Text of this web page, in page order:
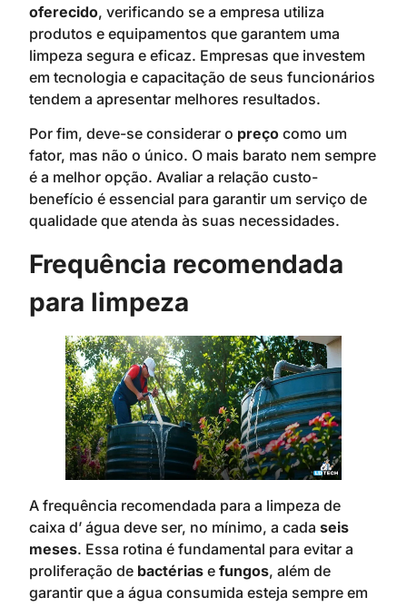
oferecido, verificando se a empresa utiliza
produtos e equipamentos que garantem uma
limpeza segura e eficaz. Empresas que investem
em tecnologia e capacitação de seus funcionários
tendem a apresentar melhores resultados.
Por fim, deve-se considerar o preço como um
fator, mas não o único. O mais barato nem sempre
é a melhor opção. Avaliar a relação custo-
benefício é essencial para garantir um serviço de
qualidade que atenda às suas necessidades.
Frequência recomendada
para limpeza
A frequência recomendada para a limpeza de
caixa d’ água deve ser, no mínimo, a cada seis
meses. Essa rotina é fundamental para evitar a
proliferação de bactérias e fungos, além de
garantir que a água consumida esteja sempre em